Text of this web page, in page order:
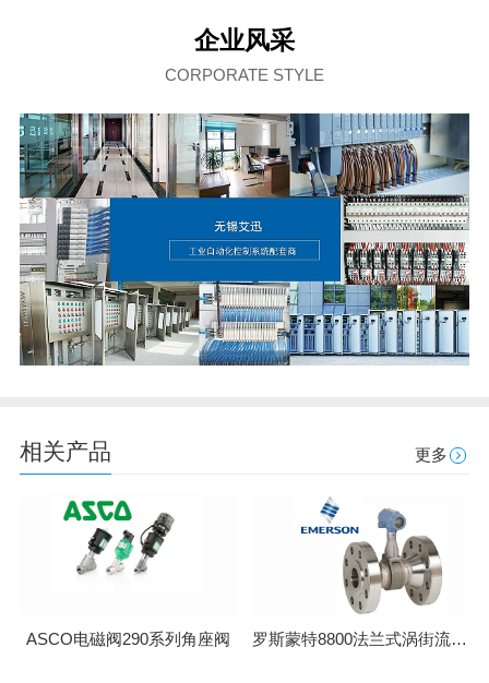
企业风采
CORPORATE STYLE
相关产品 更多
ASCO电磁阀290系列角座阀 罗斯蒙特8800法兰式涡街流量计